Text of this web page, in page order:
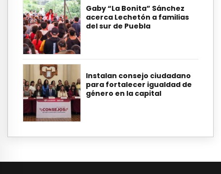
Gaby “La Bonita” Sánchez
acerca Lechetón a familias
del sur de Puebla
Instalan consejo ciudadano
para fortalecer igualdad de
género en la capital